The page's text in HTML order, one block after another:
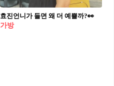
효진언니가 들면 왜 더 예쁠까?👀
가방